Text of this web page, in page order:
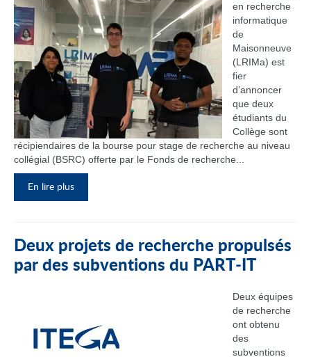
en recherche
informatique
de
Maisonneuve
(LRIMa) est
fier
d’annoncer
que deux
étudiants du
Collège sont
récipiendaires de la bourse pour stage de recherche au niveau
collégial (BSRC) offerte par le Fonds de recherche...
En lire plus
Deux projets de recherche propulsés
par des subventions du PART‑IT
Deux équipes
de recherche
ont obtenu
des
subventions